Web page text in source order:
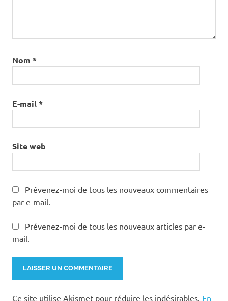
Nom *
E-mail*
Site web
Prévenez-moi de tous les nouveaux commentaires
par e-mail.
Prévenez-moi de tous les nouveaux articles par e-
mail.
Ce site utilise Akismet pour réduire les indésirables. En